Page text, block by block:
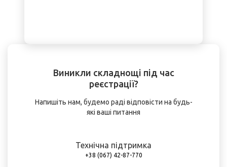
Виникли складнощі під час
реєстрації?
Напишіть нам, будемо раді відповісти на будь-
які ваші питання
Технічна підтримка
+38 (067) 42-87-770